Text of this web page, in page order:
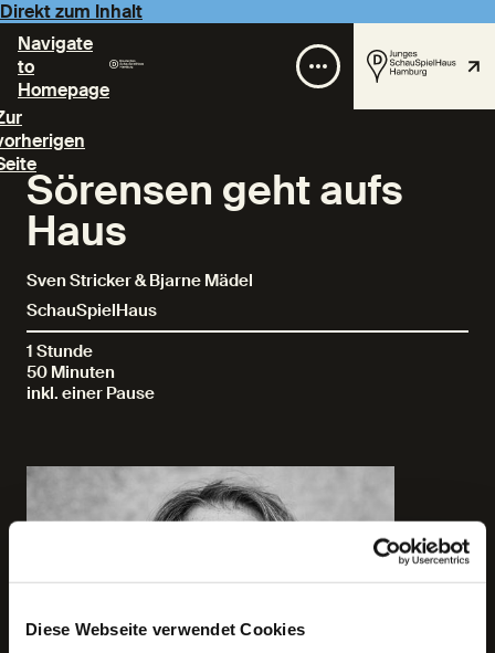
Diese Webseite verwendet Cookies
Direkt zum Inhalt
Navigate
to
Homepage
Sörensen geht aufs
Haus
Sven Stricker & Bjarne Mädel
SchauSpielHaus
1 Stunde
50 Minuten
inkl. einer Pause